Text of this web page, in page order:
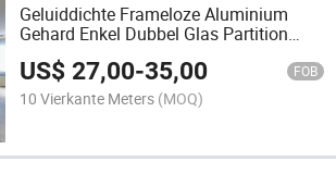
Geluiddichte Frameloze Aluminium
Gehard Enkel Dubbel Glas Partition
Wand voor Kantoor
US$27,00-35,00 FOB
10 Vierkante Meters (MOQ)